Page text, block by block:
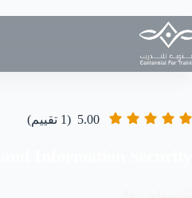
5.00 (1 تقييم)